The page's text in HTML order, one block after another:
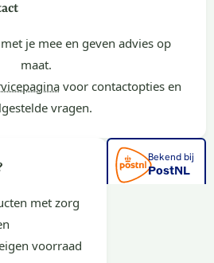
je mee en geven advies op
maat.
voor contactopties en
vragen.
met zorg
voorraad